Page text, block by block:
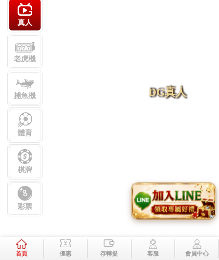
真人
老虎機
捕魚機
體育
棋牌
彩票
DG真人
歐博真人
首頁 優惠 存轉提 客服 會員中心